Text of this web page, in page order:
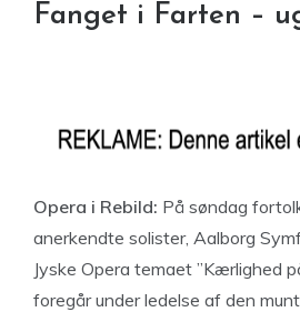
Fanget i Farten –
Opera i Rebild: På søndag
anerkendte solister, Aalborg
Jyske Opera temaet ”Kærlighed
foregår under ledelse af den